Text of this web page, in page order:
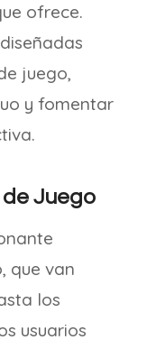
ofrece.
juego,
y fomentar
de Juego
que van
los
usuarios